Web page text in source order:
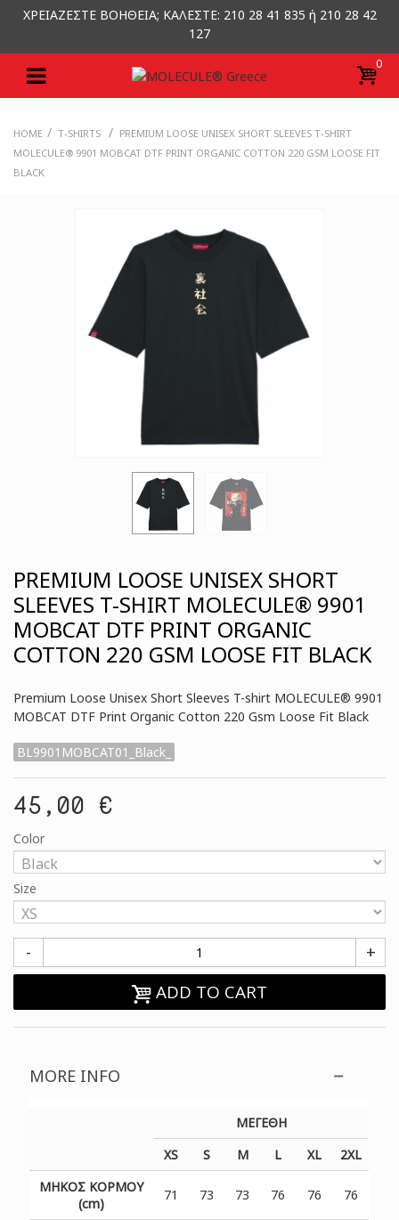
ΧΡΕΙΑΖΕΣΤΕ ΒΟΗΘΕΙΑ; ΚΑΛΕΣΤΕ: 210 28 41 835 ή 210 28 42
127
0
HOME / T-SHIRTS / PREMIUM LOOSE UNISEX SHORT SLEEVES T-SHIRT
MOLECULE® 9901 MOBCAT DTF PRINT ORGANIC COTTON 220 GSM LOOSE FIT
BLACK
PREMIUM LOOSE UNISEX SHORT
SLEEVES T-SHIRT MOLECULE® 9901
MOBCAT DTF PRINT ORGANIC
COTTON 220 GSM LOOSE FIT BLACK
Premium Loose Unisex Short Sleeves T-shirt MOLECULE® 9901
MOBCAT DTF Print Organic Cotton 220 Gsm Loose Fit Black
BL9901MOBCAT01_Black_
45,00 €
Color
Size
- +
ADD TO CART
MORE INFO
ΜΕΓΕΘΗ
XS
S M L XL 2XL
ΜΗΚΟΣ ΚΟΡΜΟΥ
(cm)
71 73 73 76 76 76